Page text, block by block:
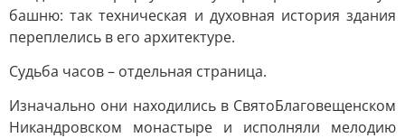
башню: так техническая и духовная история здания
переплелись в его архитектуре.
Судьба часов – отдельная страница.
Изначально они находились в СвятоБлаговещенском
Никандровском монастыре и исполняли мелодию